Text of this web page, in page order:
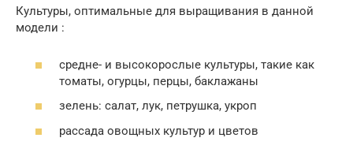
Культуры, оптимальные для выращивания в данной
модели :
средне- и высокорослые культуры, такие как
томаты, огурцы, перцы, баклажаны
зелень: салат, лук, петрушка, укроп
рассада овощных культур и цветов